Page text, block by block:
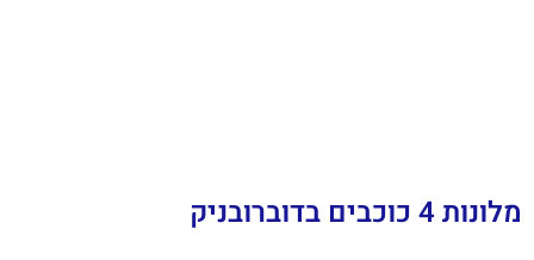
מלונות 4 כוכבים בדוברובניק